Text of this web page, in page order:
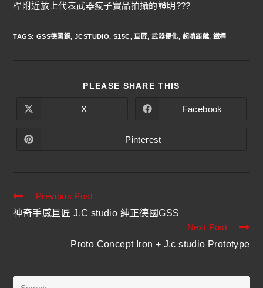
桿附近放上代表武器瘋子實品拍攝的證明???
TAGS: GSS德國鋼, JCSTUDIO, S15C, 巨匠, 武器優化, 超噴距離, 鐵桿
PLEASE SHARE THIS
X Facebook
Pinterest
Previous Post
神奇手感巨匠 J.C studio 純正德國GSS
Next Post
Proto Concept Iron + J.c studio Prototype